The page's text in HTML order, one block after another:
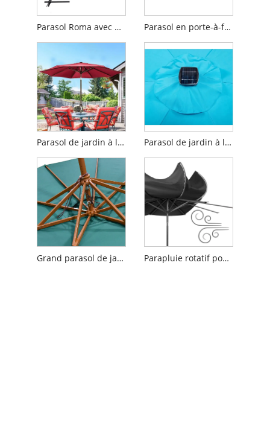
Parasol Roma avec poteau en aluminium pour jardin Parasol en porte-à-faux avec pare-soleil carré
Parasol de jardin à long manche Parasol de jardin à lumière LED
Grand parasol de jardin en bois Parapluie rotatif pour restaurant de jardin